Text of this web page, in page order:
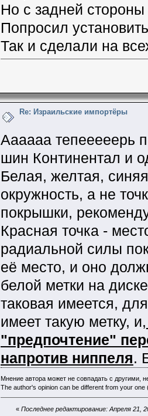
Но с задней
Попросил
Так и сделали на
Re: Израильские импортёры
Аааааа тепееееерь
шин Континентал и
Белая, желтая,
окружность, а не
покрышки,
Красная точка -
радиальной силы
её место, и оно
белой метки на
таковая имеется,
имеет такую метку, и,
"предпочтение"
напротив ниппеля.
Мнение автора может не совпадать с другими,
The author's opinion can be different from your
« Последнее редактирование: Апреля 21,